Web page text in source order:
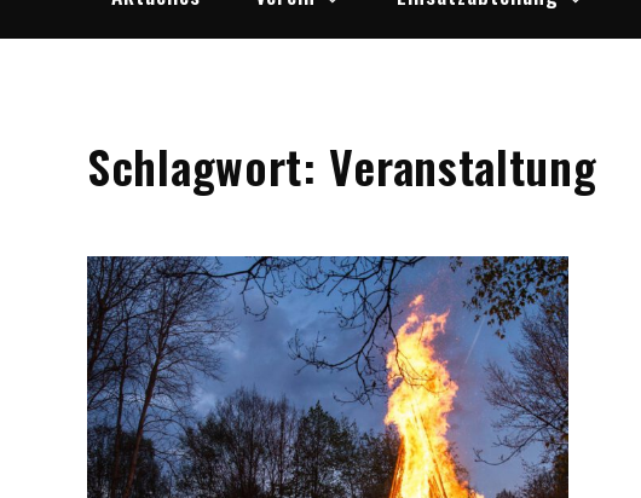
Schlagwort: Veranstaltung